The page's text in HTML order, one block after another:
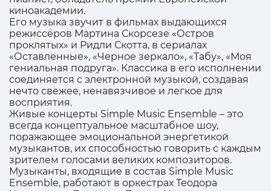
киноакадемии.
Его музыка звучит в фильмах выдающихся
режиссёров Мартина Скорсезе «Остров
проклятых» и Ридли Скотта, в сериалах
«Оставленные», «Черное зеркало», «Табу», «Моя
гениальная подруга». Классика в его исполнении
соединяется с электронной музыкой, создавая
нечто свежее, ненавязчивое и легкое для
восприятия.
Живые концерты Simple Music Ensemble – это
всегда концептуальное масштабное шоу,
поражающее эмоциональной энергетикой
музыкантов, их способностью говорить с каждым
зрителем голосами великих композиторов.
Музыканты, входящие в состав Simple Music
Ensemble, работают в оркестрах Теодора